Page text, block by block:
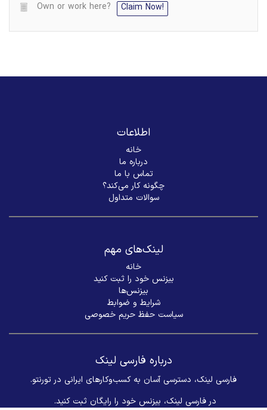
Own or work here? Claim Now!
اطلاعات
خانه
درباره ما
تماس با ما
چگونه کار می‌کند؟
سوالات متداول
لینک‌های مهم
خانه
بیزنس خود را ثبت کنید
بیزنس‌ها
شرایط و ضوابط
سیاست حفظ حریم خصوصی
درباره فارسی لینک
فارسی لینک، دسترسی آسان به کسب‌وکارهای ایرانی در تورنتو.
در فارسی لینک، بیزنس خود را رایگان ثبت کنید. ​